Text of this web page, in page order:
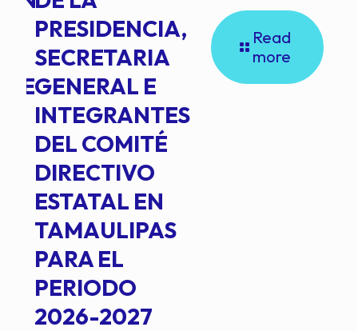
PRESIDENCIA,
SECRETARIA
GENERAL E
INTEGRANTES
DEL COMITÉ
DIRECTIVO
ESTATAL EN
TAMAULIPAS
PARA EL
PERIODO
2026-2027
Read
more